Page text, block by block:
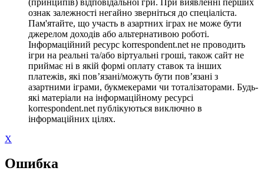
ознак залежності негайно зверніться до спеціаліста.
Пам'ятайте, що участь в азартних іграх не може бути
джерелом доходів або альтернативою роботі.
Інформаційний ресурс korrespondent.net не проводить
ігри на реальні та/або віртуальні гроші, також сайт не
приймає ні в якій формі оплату ставок та інших
платежів, які пов’язані/можуть бути пов’язані з
азартними іграми, букмекерами чи тоталізаторами. Будь-
які матеріали на інформаційному ресурсі
korrespondent.net публікуються виключно в
інформаційних цілях.
X
Ошибка